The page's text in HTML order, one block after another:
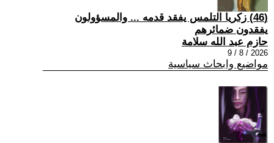
(46) زكريا التلمس يفقد قدمه ... والمسؤولون
يفقدون ضمائرهم
حازم عبد الله سلامة
2026 / 8 / 9
مواضيع وابحاث سياسية